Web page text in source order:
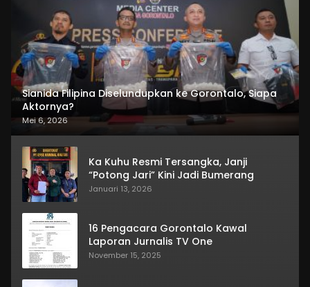
Sianida Filipina Diselundupkan ke Gorontalo, Siapa
Aktornya?
Mei 6, 2026
Ka Kuhu Resmi Tersangka, Janji
“Potong Jari” Kini Jadi Bumerang
Januari 13, 2026
16 Pengacara Gorontalo Kawal
Laporan Jurnalis TV One
November 15, 2025